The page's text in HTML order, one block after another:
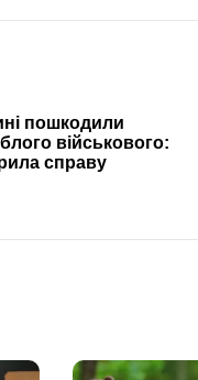
пошкодили
військового:
справу